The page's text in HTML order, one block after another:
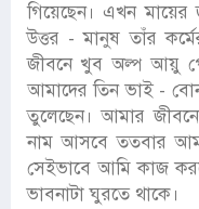
গিয়েছেন। এখন
উত্তর - মানুষ তাঁর
জীবনে খুব অল্প আয়ু
আমাদের তিন ভাই -
তুলেছেন। আমার
নাম আসবে ততবার
সেইভাবে আমি কাজ
ভাবনাটা ঘুরতে থাকে।